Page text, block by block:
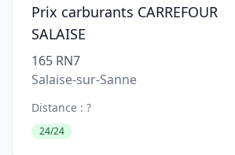
Prix carburants CARREFOUR
SALAISE
165 RN7
Salaise-sur-Sanne
Distance : ?
24/24